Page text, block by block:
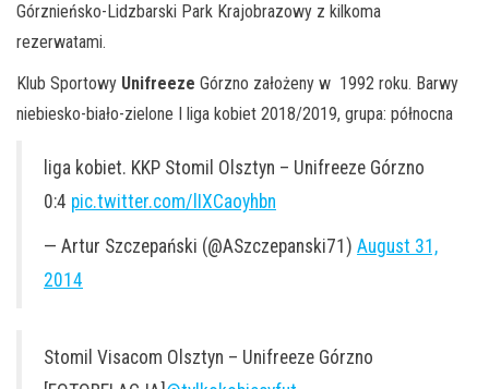
Górznieńsko-Lidzbarski Park Krajobrazowy z kilkoma
rezerwatami.
Klub Sportowy Unifreeze Górzno założeny w 1992 roku. Barwy
niebiesko-biało-zielone I liga kobiet 2018/2019, grupa: północna
liga kobiet. KKP Stomil Olsztyn – Unifreeze Górzno
0:4 pic.twitter.com/lIXCaoyhbn
— Artur Szczepański (@ASzczepanski71) August 31,
2014
Stomil Visacom Olsztyn – Unifreeze Górzno